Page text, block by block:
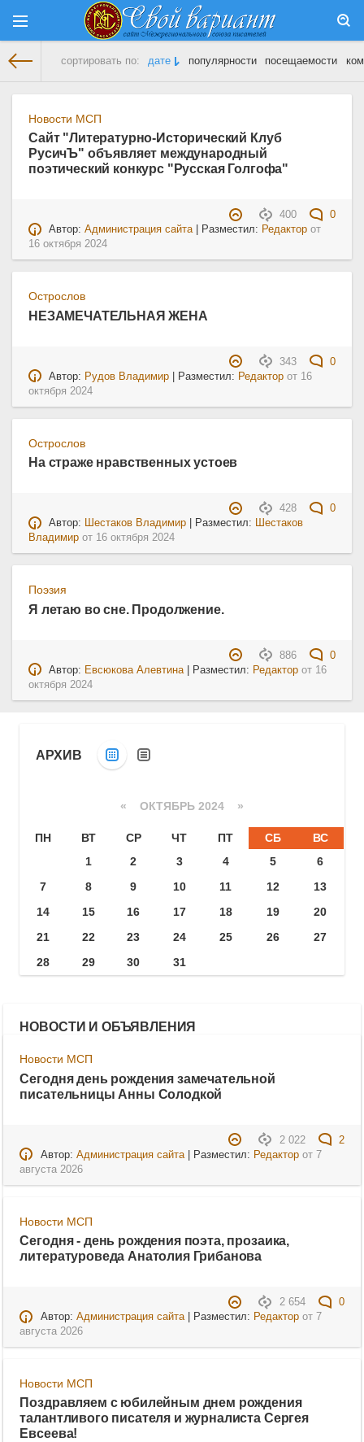
сортировать по: дате популярности посещаемости
Новости МСП
Сайт "Литературно-Исторический Клуб
РусичЪ" объявляет международный
поэтический конкурс "Русская Голгофа"
400
0
Автор:Администрация сайта| Разместил: Редактор от
16 октября 2024
Острослов
НЕЗАМЕЧАТЕЛЬНАЯ ЖЕНА
343
0
Автор: Рудов Владимир | Разместил: Редактор от 16
октября 2024
Острослов
На страже нравственных устоев
428
0
Автор: Шестаков Владимир | Разместил: Шестаков
Владимир от 16 октября 2024
Поэзия
Я летаю во сне. Продолжение.
886
0
Автор: Евсюкова Алевтина | Разместил: Редактор от 16
октября 2024
АРХИВ
« ОКТЯБРЬ 2024 »
ПН ВТ СР ЧТ ПТ СБ
ВС
1
2 3 4 5
6
7
8 9 10 11 12
13
14
15 16 17 18 19
20
21
22 23 24 25 26
27
28
29 30 31
НОВОСТИ И ОБЪЯВЛЕНИЯ
Новости МСП
Сегодня день рождения замечательной
писательницы Анны Солодкой
2 022
2
Автор: Администрация сайта| Разместил: Редакторот 7
августа 2026
Новости МСП
Сегодня - день рождения поэта, прозаика,
литературоведа Анатолия Грибанова
2 654
0
Автор: Администрация сайта| Разместил: Редакторот 7
августа 2026
Новости МСП
Поздравляем с юбилейным днем рождения
талантливого писателя и журналиста Сергея
Евсеева!